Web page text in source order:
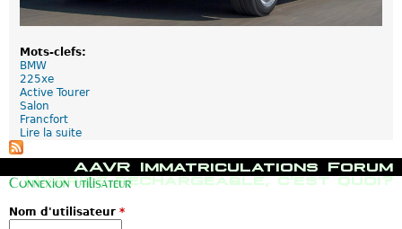
n
d
a
Mots-clefs:
BMW
225xe
Active Tourer
Salon
Francfort
Lire la suite
B
M
W
2
M
e
p
Forum
Immatriculations
AAVR
Hybride rechargeable, c'est quoi?
Connexion utilisateur
Nom d'utilisateur *